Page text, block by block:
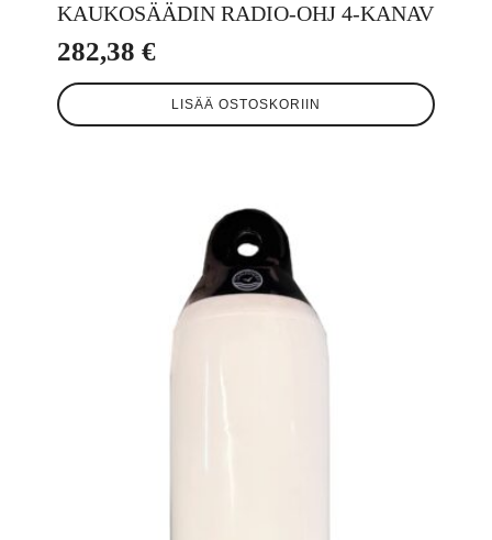
KAUKOSÄÄDIN RADIO-OHJ 4-KANAV
282,38 €
LISÄÄ OSTOSKORIIN